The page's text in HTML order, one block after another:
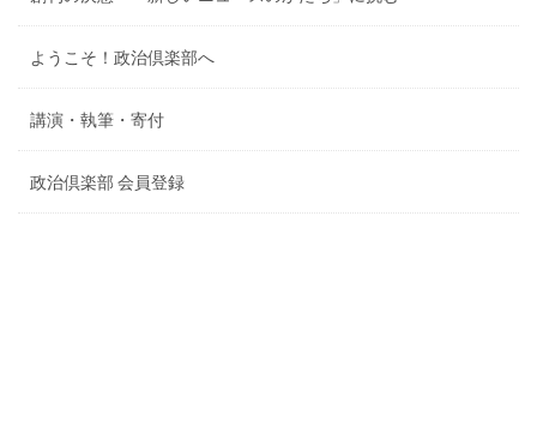
ようこそ！政治倶楽部へ
講演・執筆・寄付
政治倶楽部 会員登録